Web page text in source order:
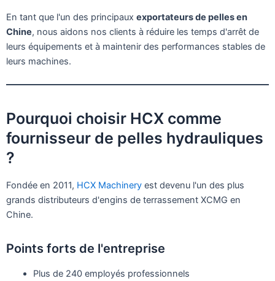
En tant que l'un des principaux exportateurs de pelles en
Chine, nous aidons nos clients à réduire les temps d'arrêt de
leurs équipements et à maintenir des performances stables de
leurs machines.
Pourquoi choisir HCX comme
fournisseur de pelles hydrauliques
?
Fondée en 2011, HCX Machinery est devenu l'un des plus
grands distributeurs d'engins de terrassement XCMG en
Chine.
Points forts de l'entreprise
Plus de 240 employés professionnels